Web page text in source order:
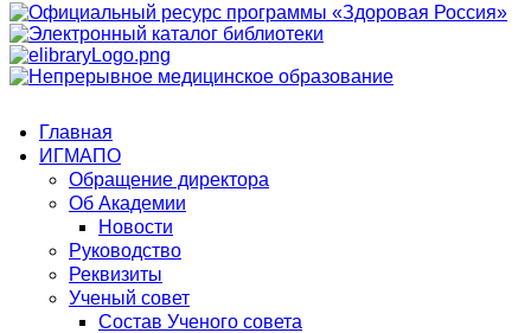
Главная
ИГМАПО
Обращение директора
Об Академии
Новости
Руководство
Реквизиты
Ученый совет
Состав Ученого совета